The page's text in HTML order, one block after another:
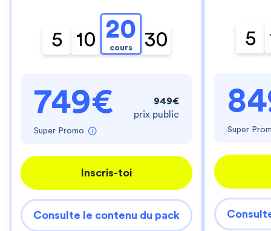
5 10 20
cours 30
749€
Super Promo
949€
prix public
Inscris-toi
Consulte le contenu du pack
5
Super